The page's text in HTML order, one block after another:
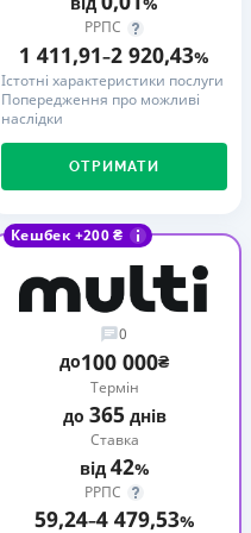
РРПС
1 411,91–2 920,43%
Істотні характеристики послуги
Попередження про можливі
наслідки
ОТРИМАТИ
Кешбек +200 ₴
0
до100 000₴
Термін
до 365днів
Ставка
від 42%
РРПС
59,24–4 479,53%